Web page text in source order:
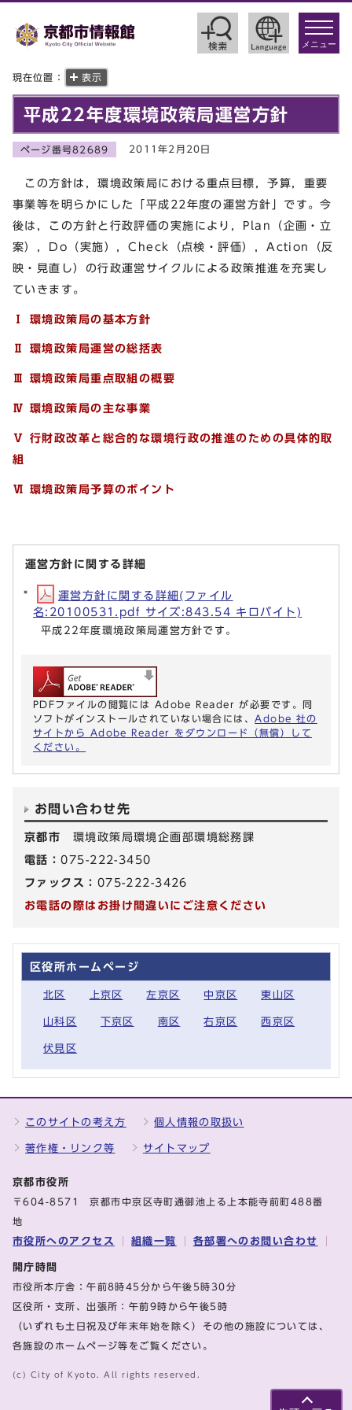
toggle
メニュー
現在位置： 表示
平成22年度環境政策局運営方針
ページ番号82689 2011年2月20日
この方針は，環境政策局における重点目標，予算，重要
事業等を明らかにした「平成22年度の運営方針」です。今
後は，この方針と行政評価の実施により，Plan（企画・立
案），Do（実施），Check（点検・評価），Action（反
映・見直し）の行政運営サイクルによる政策推進を充実し
ていきます。
Ⅰ 環境政策局の基本方針
Ⅱ 環境政策局運営の総括表
Ⅲ 環境政策局重点取組の概要
Ⅳ 環境政策局の主な事業
Ⅴ 行財政改革と総合的な環境行政の推進のための具体的取
組
Ⅵ 環境政策局予算のポイント
運営方針に関する詳細
運営方針に関する詳細(ファイル
名:20100531.pdf サイズ:843.54 キロバイト)
平成22年度環境政策局運営方針です。
PDFファイルの閲覧には Adobe Reader が必要です。同
ソフトがインストールされていない場合には、 Adobe 社の
サイトから Adobe Reader をダウンロード（無償）して
ください。
お問い合わせ先
京都市 環境政策局環境企画部環境総務課
電話：075-222-3450
ファックス： 075-222-3426
お電話の際はお掛け間違いにご注意ください
区役所ホームページ
北区 上京区 左京区 中京区 東山区
山科区 下京区 南区 右京区 西京区
伏見区
このサイトの考え方 個人情報の取扱い
著作権・リンク等 サイトマップ
京都市役所
〒604-8571 京都市中京区寺町通御池上る上本能寺前町488番
地
市役所へのアクセス 組織一覧 各部署へのお問い合わせ
開庁時間
市役所本庁舎：午前8時45分から午後5時30分
区役所・支所、出張所：午前9時から午後5時
（いずれも土日祝及び年末年始を除く）その他の施設については、
各施設のホームページ等をご覧ください。
(c) City of Kyoto. All rights reserved.